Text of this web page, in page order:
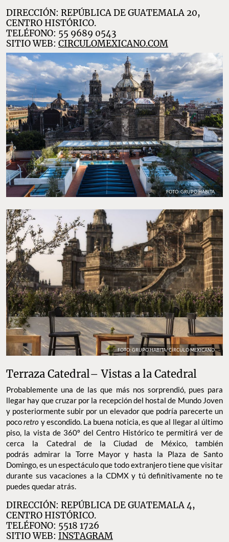
DIRECCIÓN: REPÚBLICA DE GUATEMALA 20,
CENTRO HISTÓRICO.
TELÉFONO: 55 9689 0543
SITIO WEB: CIRCULOMEXICANO.COM
FOTO: GRUPO HABITA
FOTO: GRUPO HABITA/ CÍRCULO MEXICANO
Terraza Catedral– Vistas a la Catedral
Probablemente una de las que más nos sorprendió, pues para
llegar hay que cruzar por la recepción del hostal de Mundo Joven
y posteriormente subir por un elevador que podría parecerte un
pocoretro y escondido. La buena noticia, es que al llegar al último
piso, la vista de 360º del Centro Histórico te permitirá ver de
cerca la Catedral de la Ciudad de México, también
podrás admirar la Torre Mayor y hasta la Plaza de Santo
Domingo, es un espectáculo que todo extranjero tiene que visitar
durante sus vacaciones a la CDMX y tú definitivamente no te
puedes quedar atrás.
DIRECCIÓN: REPÚBLICA DE GUATEMALA 4,
CENTRO HISTÓRICO.
TELÉFONO: 5518 1726
SITIO WEB: INSTAGRAM